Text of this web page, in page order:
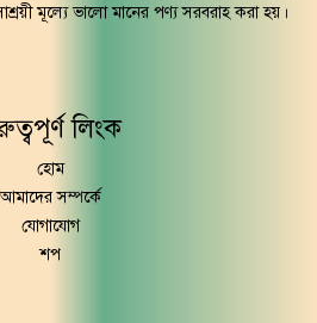
মূল্যে ভালো মানের পণ্য সরবরাহ করা হয়।
লিংক
হোম
আমাদের সম্পর্কে
যোগাযোগ
শপ